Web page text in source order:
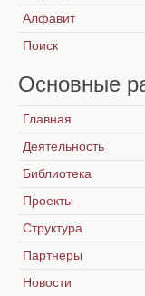
Алфавит
Поиск
Основные
Главная
Деятельность
Библиотека
Проекты
Структура
Партнеры
Новости